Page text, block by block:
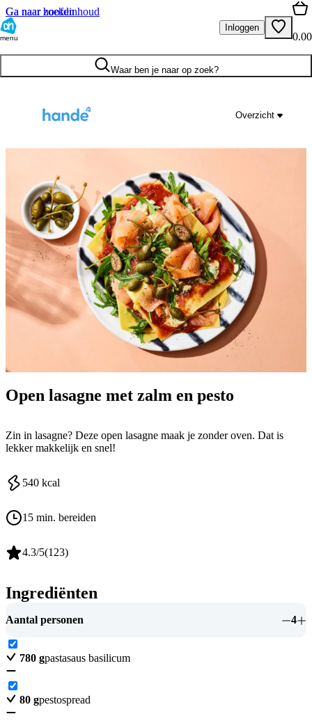
Ga naar hoofdinhoud
Ga naar zoeken
menu
Inloggen
0.00
Waar ben je naar op zoek?
Overzicht
Open lasagne met zalm en pesto
Zin in lasagne? Deze open lasagne maak je zonder oven. Dat is
lekker makkelijk en snel!
540 kcal
15 min. bereiden
4.3/5(123)
Ingrediënten
Aantal personen 4
780 gpastasaus basilicum
80 gpestospread